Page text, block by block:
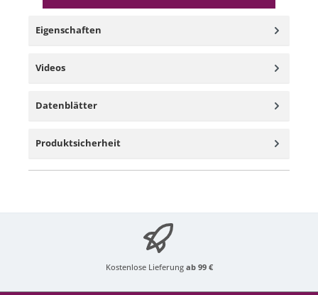
Eigenschaften
Videos
Datenblätter
Produktsicherheit
Kostenlose Lieferung ab 99 €